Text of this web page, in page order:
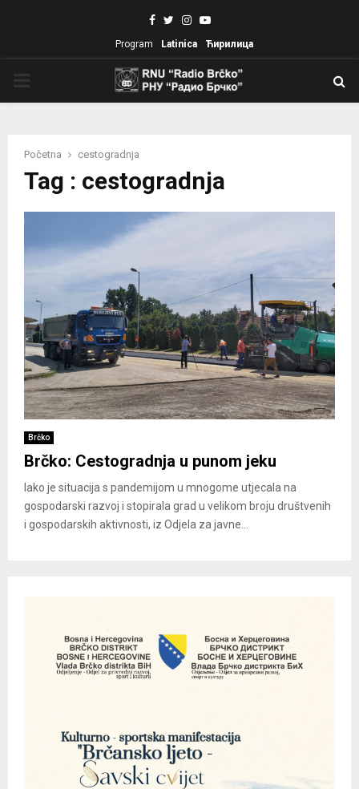
Facebook
TwitterInstagram
Youtube
Program Latinica Ћирилица
Početna cestogradnja
Tag : cestogradnja
Brčko
Brčko: Cestogradnja u punom jeku
Iako je situacija s pandemijom u mnogome utjecala na
gospodarski razvoj i stopirala grad u velikom broju društvenih
i gospodarskih aktivnosti, iz Odjela za javne...